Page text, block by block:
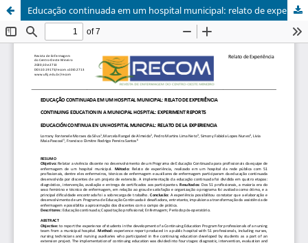
Educação continuada em um hospital municipal: relato de experiência